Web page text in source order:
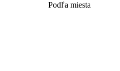
Podľa miesta